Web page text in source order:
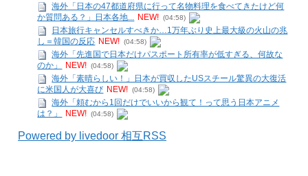
海外「日本の47都道府県に行って名物料理を食べてきたけど何
か質問ある？」日本各地... NEW! (04:58)
日本旅行キャンセルすべきか…1万年ぶり史上最大級の火山の兆
し＝韓国の反応 NEW! (04:58)
海外「先進国で日本だけパスポート所有率が低すぎる、何故な
のか」
NEW! (04:58)
海外「素晴らしい！」日本が買収したUSスチール驚異の大復活
に米国人が大喜び NEW! (04:58)
海外「頼むから1回だけでいいから観て！って思う日本アニメ
は？」
NEW! (04:58)
Powered by livedoor 相互RSS